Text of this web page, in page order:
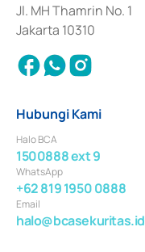
Jl. MH Thamrin No. 1
Jakarta 10310
Hubungi Kami
Halo BCA
1500888 ext 9
WhatsApp
+62 819 1950 0888
Email
halo@bcasekuritas.id